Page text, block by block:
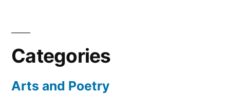
Categories
Arts and Poetry